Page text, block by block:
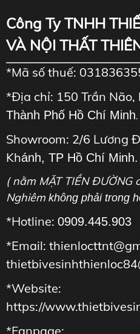
Công Ty TNHH
VÀ NỘI THẤT
*Mã số thuế:
*Địa chỉ: 150 Trần Não,
Thành Phố Hồ Chí Minh.
Showroom: 2/6 Lương
Khánh, TP Hồ Chí Minh.
( nằm MẶT TIỀN ĐƯỜNG
Nghiêm không phải trong
*Hotline: 0909.445.903
*Email:
*Website:
https://
*Fanpage: